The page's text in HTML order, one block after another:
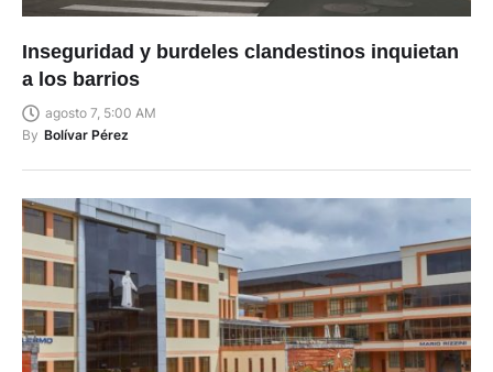
Inseguridad y burdeles clandestinos inquietan
a los barrios
agosto 7, 5:00 AM
By Bolívar Pérez